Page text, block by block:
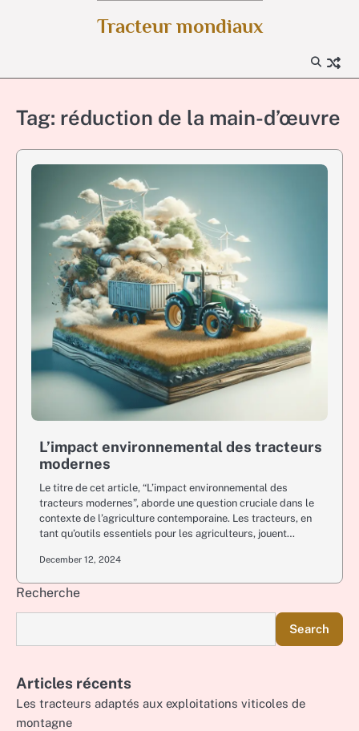
Tracteur mondiaux
Tag: réduction de la main-d’œuvre
L’impact environnemental des tracteurs
modernes
Le titre de cet article, “L’impact environnemental des
tracteurs modernes”, aborde une question cruciale dans le
contexte de l’agriculture contemporaine. Les tracteurs, en
tant qu’outils essentiels pour les agriculteurs, jouent…
December 12, 2024
Recherche
Search
Articles récents
Les tracteurs adaptés aux exploitations viticoles de
montagne